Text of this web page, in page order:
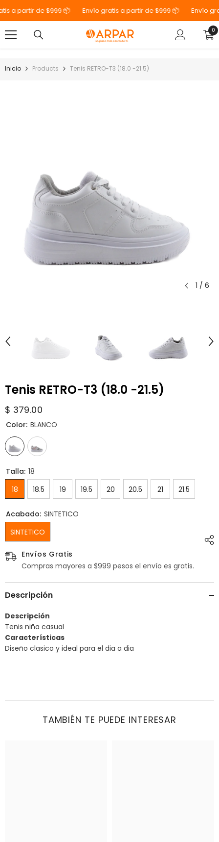
a partir de $999 📦 Envío gratis a partir de $999 📦 Envío
0
0
Inicio Products Tenis RETRO-T3 (18.0 -21.5)
1 / 6
Tenis RETRO-T3 (18.0 -21.5)
$ 379.00
Color: BLANCO
Talla: 18
18
18.5 19 19.5 20 20.5 21 21.5
Acabado: SINTETICO
SINTETICO
Envíos Gratis
Compras mayores a $999 pesos el envío es gratis.
Descripción
Descripción
Tenis niña casual
Características
Diseño clasico y ideal para el dia a dia
TAMBIÉN TE PUEDE INTERESAR